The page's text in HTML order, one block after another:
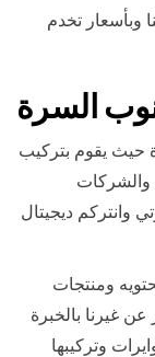
وبأسعار تخدم
السرة
حيث يقوم بتركيب
والشركات
وانتركم ديجيتال
ومنتجات
غيرنا بالخبرة
وتركيبها